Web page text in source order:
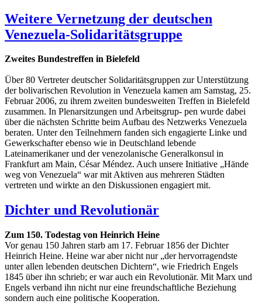
Weitere Vernetzung der deutschen
Venezuela-Solidaritätsgruppe
Zweites Bundestreffen in Bielefeld
Über 80 Vertreter deutscher Solidaritätsgruppen zur Unterstützung
der bolivarischen Revolution in Venezuela kamen am Samstag, 25.
Februar 2006, zu ihrem zweiten bundesweiten Treffen in Bielefeld
zusammen. In Plenarsitzungen und Arbeitsgrup- pen wurde dabei
über die nächsten Schritte beim Aufbau des Netzwerks Venezuela
beraten. Unter den Teilnehmern fanden sich engagierte Linke und
Gewerkschafter ebenso wie in Deutschland lebende
Lateinamerikaner und der venezolanische Generalkonsul in
Frankfurt am Main, César Méndez. Auch unsere Initiative „Hände
weg von Venezuela“ war mit Aktiven aus mehreren Städten
vertreten und wirkte an den Diskussionen engagiert mit.
Dichter und Revolutionär
Zum 150. Todestag von Heinrich Heine
Vor genau 150 Jahren starb am 17. Februar 1856 der Dichter
Heinrich Heine. Heine war aber nicht nur „der hervorragendste
unter allen lebenden deutschen Dichtern“, wie Friedrich Engels
1845 über ihn schrieb; er war auch ein Revolutionär. Mit Marx und
Engels verband ihn nicht nur eine freundschaftliche Beziehung
sondern auch eine politische Kooperation.